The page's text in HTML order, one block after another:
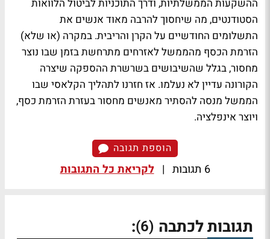
ההשקעות הממשלתיות, ודרך התוכניות לביטול הלוואות
הסטודנטים, מה שיחסוך להרבה מאוד אנשים את
התשלומים החודשיים על הקרן והריבית. במקרה (או שלא)
הזרמת הכסף מהממשל לאזרחים מתרחשת בזמן שבו נוצר
מחסור, בגלל שהשיבושים בשרשרת ההספקה שיצרה
הקורונה עדיין לא נעלמו. אז חזרנו לתהליך הקלאסי שבו
הממשל מנסה להסתיר מאנשים מחסור בעזרת הזרמת כסף,
ויוצר אינפלציה.
הוספת תגובה
6 תגובות | לקריאת כל התגובות
תגובות לכתבה (6)
: